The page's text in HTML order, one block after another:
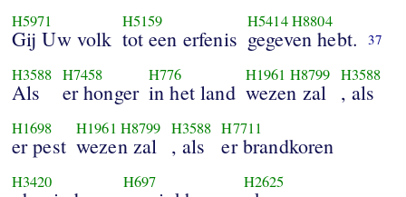
H5971
Gij Uw volk
H5159
tot een erfenis
H5414H8804
gegeven hebt. 37
H3588
Als
H7458
er honger
H776
in het land
H1961 H8799
wezen zal
H3588
, als
H1698
er pest
H1961 H8799
wezen zal
H3588
, als
H7711
er brandkoren
H3420 H697 H2625